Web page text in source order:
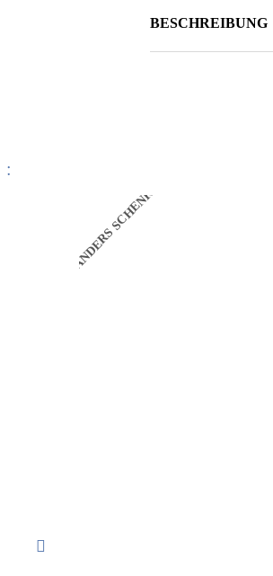
BESCHREIBUNG
:
ANDERS SCHENKEN